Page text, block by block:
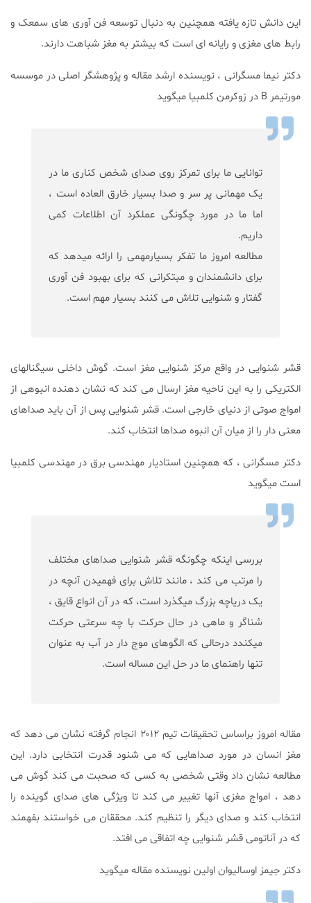
این دانش تازه یافته همچنین به دنبال توسعه فن آوری های سمعک و
رابط های مغزی و رایانه ای است که بیشتر به مغز شباهت دارند.
دکتر نیما مسگرانی ، نویسنده ارشد مقاله و پژوهشگر اصلی در موسسه
مورتیمر B در زوکرمن کلمبیا میگوید
توانایی ما برای تمرکز روی صدای شخص کناری ما در
یک مهمانی پر سر و صدا بسیار خارق العاده است ،
اما ما در مورد چگونگی عملکرد آن اطلاعات کمی
داریم.
مطالعه امروز ما تفکر بسیارمهمی را ارائه میدهد که
برای دانشمندان و مبتکرانی که برای بهبود فن آوری
گفتار و شنوایی تلاش می کنند بسیار مهم است.
قشر شنوایی در واقع مرکز شنوایی مغز است. گوش داخلی سیگنالهای
الکتریکی را به این ناحیه مغز ارسال می کند که نشان دهنده انبوهی از
امواج صوتی از دنیای خارجی است. قشر شنوایی پس از آن باید صداهای
معنی دار را از میان آن انبوه صداها انتخاب کند.
دکتر مسگرانی ، که همچنین استادیار مهندسی برق در مهندسی کلمبیا
است میگوید
بررسی اینکه چگونگه قشر شنوایی صداهای مختلف
را مرتب می کند ، مانند تلاش برای فهمیدن آنچه در
یک دریاچه بزرگ میگذرد است، که در آن انواع قایق ،
شناگر و ماهی در حال حرکت با چه سرعتی حرکت
میکندد درحالی که الگوهای موج دار در آب به عنوان
تنها راهنمای ما در حل این مساله است.
مقاله امروز براساس تحقیقات تیم ۲۰۱۲ انجام گرفته نشان می دهد كه
مغز انسان در مورد صداهایی كه می شنود قدرت انتخابی دارد. این
مطالعه نشان داد وقتی شخصی به کسی که صحبت می کند گوش می
دهد ، امواج مغزی آنها تغییر می کند تا ویژگی های صدای گوینده را
انتخاب کند و صدای دیگر را تنظیم کند. محققان می خواستند بفهمند
که در آناتومی قشر شنوایی چه اتفاقی می افتد.